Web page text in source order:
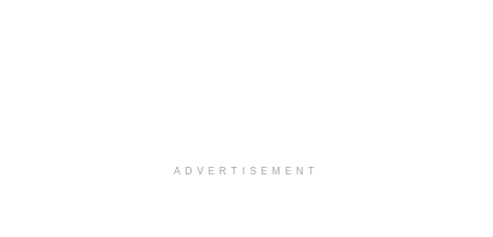
ADVERTISEMENT